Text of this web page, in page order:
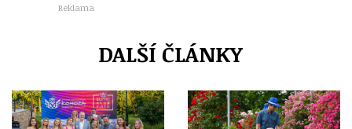
Reklama
DALŠÍ ČLÁNKY